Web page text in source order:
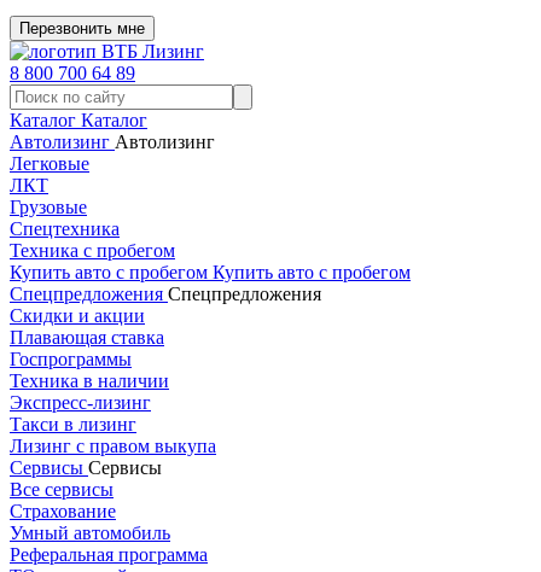
Перезвонить мне
8 800 700 64 89
Каталог Каталог
Автолизинг Автолизинг
Легковые
ЛКТ
Грузовые
Спецтехника
Техника с пробегом
Купить авто с пробегом Купить авто с пробегом
Спецпредложения Спецпредложения
Скидки и акции
Плавающая ставка
Госпрограммы
Техника в наличии
Экспресс-лизинг
Такси в лизинг
Лизинг с правом выкупа
Сервисы Сервисы
Все сервисы
Страхование
Умный автомобиль
Реферальная программа